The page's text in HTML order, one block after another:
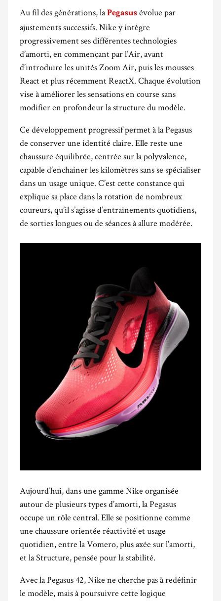
Au fil des générations, laPegasus évolue par
ajustements successifs. Nike y intègre
progressivement ses différentes technologies
d’amorti, en commençant par l’Air, avant
d’introduire les unités Zoom Air, puis les mousses
React et plus récemment ReactX. Chaque évolution
vise à améliorer les sensations en course sans
modifier en profondeur la structure du modèle.
Ce développement progressif permet à la Pegasus
de conserver une identité claire. Elle reste une
chaussure équilibrée, centrée sur la polyvalence,
capable d’enchaîner les kilomètres sans se spécialiser
dans un usage unique. C’est cette constance qui
explique sa place dans la rotation de nombreux
coureurs, qu’il s’agisse d’entraînements quotidiens,
de sorties longues ou de séances à allure modérée.
Aujourd’hui, dans une gamme Nike organisée
autour de plusieurs types d’amorti, la Pegasus
occupe un rôle central. Elle se positionne comme
une chaussure orientée réactivité et usage
quotidien, entre la Vomero, plus axée sur l’amorti,
et la Structure, pensée pour la stabilité.
Avec la Pegasus 42, Nike ne cherche pas à redéfinir
le modèle, mais à poursuivre cette logique